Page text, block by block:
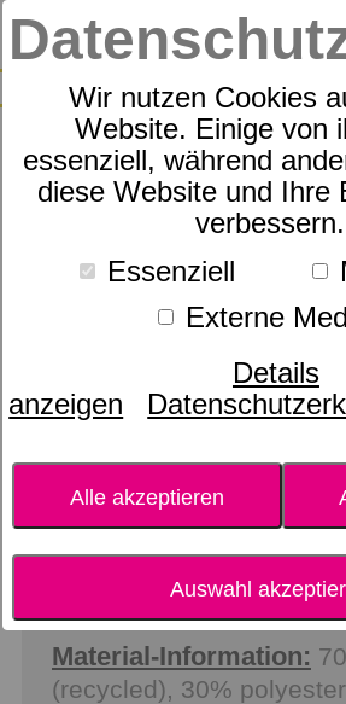
Wir nutzen Cookies
Website. Einige von
essenziell, während
diese Website und Ihre
verbessern.
Essenziell
Externe
Details
anzeigen
Alle akzeptieren
Auswahl
ESSENZA Ruth
Tagesdecke 150 x
Essenza Ruth Tagesdecke
Material-Information:
(recycled), 30% polyester